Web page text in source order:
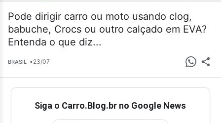
Pode dirigir carro ou moto usando clog,
babuche, Crocs ou outro calçado em EVA?
Entenda o que diz...
BRASIL •23/07
Siga o Carro.Blog.br no Google News